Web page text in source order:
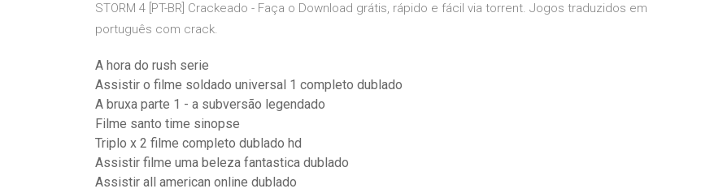
STORM 4 [PT-BR] Crackeado - Faça o Download grátis, rápido e fácil via torrent. Jogos traduzidos em
português com crack.
A hora do rush serie
Assistir o filme soldado universal 1 completo dublado
A bruxa parte 1 - a subversão legendado
Filme santo time sinopse
Triplo x 2 filme completo dublado hd
Assistir filme uma beleza fantastica dublado
Assistir all american online dublado